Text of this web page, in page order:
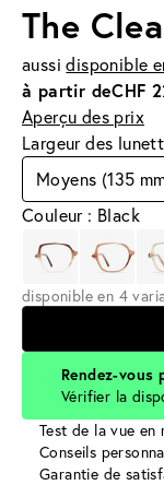
The
aussidisponible
à partir deCHF
Aperçu des prix
Largeur des
Moyens (135
Couleur : Black
disponible en 4
Rendez-vous
Vérifier la
Test de la vue en
Conseils
Garantie de